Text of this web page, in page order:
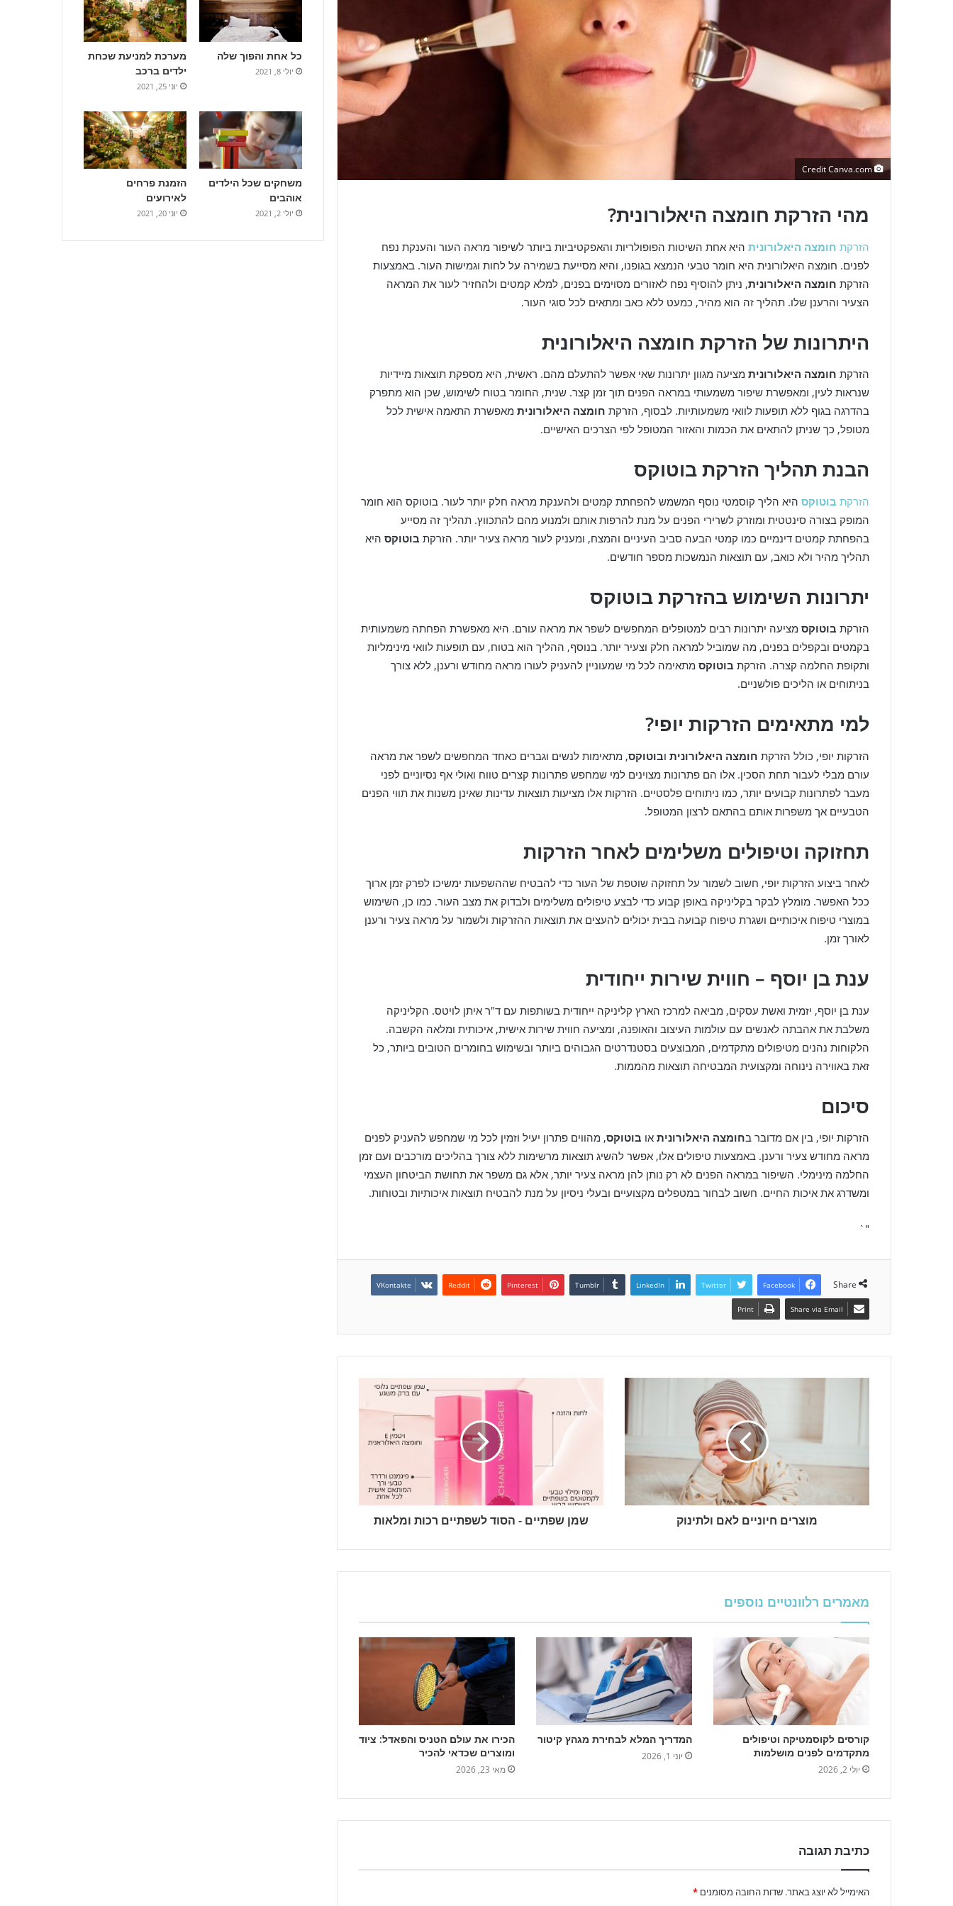
Credit Canva.com
מהי הזרקת חומצה היאלורונית?
הזרקת חומצה היאלורונית היא אחת השיטות הפופולריות והאפקטיביות ביותר לשיפור מראה העור והענקת נפח
לפנים. חומצה היאלורונית היא חומר טבעי הנמצא בגופנו, והיא מסייעת בשמירה על לחות וגמישות העור. באמצעות
הזרקת חומצה היאלורונית, ניתן להוסיף נפח לאזורים מסוימים בפנים, למלא קמטים ולהחזיר לעור את המראה
הצעיר והרענן שלו. תהליך זה הוא מהיר, כמעט ללא כאב ומתאים לכל סוגי העור.
היתרונות של הזרקת חומצה היאלורונית
הזרקת חומצה היאלורונית מציעה מגוון יתרונות שאי אפשר להתעלם מהם. ראשית, היא מספקת תוצאות מיידיות
שנראות לעין, ומאפשרת שיפור משמעותי במראה הפנים תוך זמן קצר. שנית, החומר בטוח לשימוש, שכן הוא מתפרק
בהדרגה בגוף ללא תופעות לוואי משמעותיות. לבסוף, הזרקת חומצה היאלורונית מאפשרת התאמה אישית לכל
מטופל, כך שניתן להתאים את הכמות והאזור המטופל לפי הצרכים האישיים.
הבנת תהליך הזרקת בוטוקס
הזרקת בוטוקס היא הליך קוסמטי נוסף המשמש להפחתת קמטים ולהענקת מראה חלק יותר לעור. בוטוקס הוא חומר
המופק בצורה סינטטית ומוזרק לשרירי הפנים על מנת להרפות אותם ולמנוע מהם להתכווץ. תהליך זה מסייע
בהפחתת קמטים דינמיים כמו קמטי הבעה סביב העיניים והמצח, ומעניק לעור מראה צעיר יותר. הזרקת בוטוקס היא
תהליך מהיר ולא כואב, עם תוצאות הנמשכות מספר חודשים.
יתרונות השימוש בהזרקת בוטוקס
הזרקת בוטוקס מציעה יתרונות רבים למטופלים המחפשים לשפר את מראה עורם. היא מאפשרת הפחתה משמעותית
בקמטים ובקפלים בפנים, מה שמוביל למראה חלק וצעיר יותר. בנוסף, ההליך הוא בטוח, עם תופעות לוואי מינימליות
ותקופת החלמה קצרה. הזרקת בוטוקס מתאימה לכל מי שמעוניין להעניק לעורו מראה מחודש ורענן, ללא צורך
בניתוחים או הליכים פולשניים.
למי מתאימים הזרקות יופי?
הזרקות יופי, כולל הזרקת חומצה היאלורונית ובוטוקס, מתאימות לנשים וגברים כאחד המחפשים לשפר את מראה
עורם מבלי לעבור תחת הסכין. אלו הם פתרונות מצוינים למי שמחפש פתרונות קצרים טווח ואולי אף נסיוניים לפני
מעבר לפתרונות קבועים יותר, כמו ניתוחים פלסטיים. הזרקות אלו מציעות תוצאות עדינות שאינן משנות את תווי הפנים
הטבעיים אך משפרות אותם בהתאם לרצון המטופל.
תחזוקה וטיפולים משלימים לאחר הזרקות
לאחר ביצוע הזרקות יופי, חשוב לשמור על תחזוקה שוטפת של העור כדי להבטיח שההשפעות ימשיכו לפרק זמן ארוך
ככל האפשר. מומלץ לבקר בקליניקה באופן קבוע כדי לבצע טיפולים משלימים ולבדוק את מצב העור. כמו כן, השימוש
במוצרי טיפוח איכותיים ושגרת טיפוח קבועה בבית יכולים להעצים את תוצאות ההזרקות ולשמור על מראה צעיר ורענן
לאורך זמן.
ענת בן יוסף – חווית שירות ייחודית
ענת בן יוסף, יזמית ואשת עסקים, מביאה למרכז הארץ קליניקה ייחודית בשותפות עם ד"ר איתן לויטס. הקליניקה
משלבת את אהבתה לאנשים עם עולמות העיצוב והאופנה, ומציעה חווית שירות אישית, איכותית ומלאה הקשבה.
הלקוחות נהנים מטיפולים מתקדמים, המבוצעים בסטנדרטים הגבוהים ביותר ובשימוש בחומרים הטובים ביותר, כל
זאת באווירה נינוחה ומקצועית המבטיחה תוצאות מהממות.
סיכום
הזרקות יופי, בין אם מדובר בחומצה היאלורונית או בוטוקס, מהווים פתרון יעיל וזמין לכל מי שמחפש להעניק לפנים
מראה מחודש צעיר ורענן. באמצעות טיפולים אלו, אפשר להשיג תוצאות מרשימות ללא צורך בהליכים מורכבים ועם זמן
החלמה מינימלי. השיפור במראה הפנים לא רק נותן להן מראה צעיר יותר, אלא גם משפר את תחושת הביטחון העצמי
ומשדרג את איכות החיים. חשוב לבחור במטפלים מקצועיים ובעלי ניסיון על מנת להבטיח תוצאות איכותיות ובטוחות.
"`
Share
Facebook
Twitter
LinkedIn
Tumblr
Pinterest
Reddit
VKontakte
Share via Email
Print
מוצרים חיוניים לאם ולתינוק שמן שפתיים - הסוד לשפתיים רכות ומלאות
מאמרים רלוונטיים נוספים
קורסים לקוסמטיקה וטיפולים
מתקדמים לפנים מושלמות
יולי 2, 2026
המדריך המלא לבחירת מגהץ קיטור
יוני 1, 2026
הכירו את עולם הטניס והפאדל: ציוד
ומוצרים שכדאי להכיר
מאי 23, 2026
כתיבת תגובה
האימייל לא יוצג באתר. שדות החובה מסומנים *
כל אחת והפוך שלה
יולי 8, 2021
מערכת למניעת שכחת
ילדים ברכב
יוני 25, 2021
משחקים שכל הילדים
אוהבים
יולי 2, 2021
הזמנת פרחים
לאירועים
יוני 20, 2021